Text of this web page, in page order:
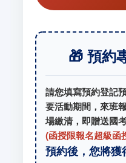
🎁 預約
請您填寫預約登記
要活動期間，來班
場繳清，即贈送國
(函授限報名超級函
預約後，您將獲